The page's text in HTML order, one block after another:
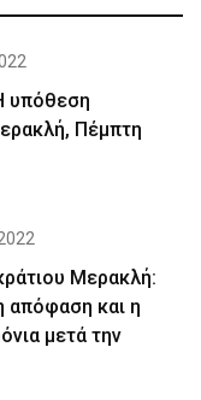
υπόθεση
Πέμπτη
Μερακλή:
απόφαση και η
μετά την